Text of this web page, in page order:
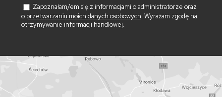
Zapoznałam/em się z informacjami o administratorze oraz
o przetwarzaniu moich danych osobowych. Wyrażam zgodę na
otrzymywanie informacji handlowej.